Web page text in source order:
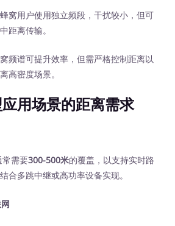
蜂窝用户使用独立频段，干扰较小，但可
距离传输。
窝频谱可提升效率，但需严格控制距离以
高密度场景。
场景的距离需求
需要300-500米的覆盖，以支持实时路
合多跳中继或高功率设备实现。